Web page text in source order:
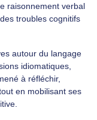
raisonnement verbal
troubles cognitifs
autour du langage
idiomatiques,
à réfléchir,
en mobilisant ses